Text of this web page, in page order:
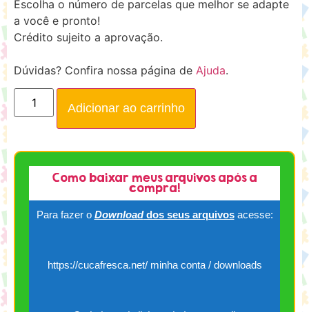
Escolha o número de parcelas que melhor se adapte
a você e pronto!
Crédito sujeito a aprovação.
Dúvidas? Confira nossa página de Ajuda.
Adicionar ao carrinho
Como baixar meus arquivos após a
compra!
Para fazer o Downloaddos seus arquivos acesse:
https://cucafresca.net/ minha conta / downloads